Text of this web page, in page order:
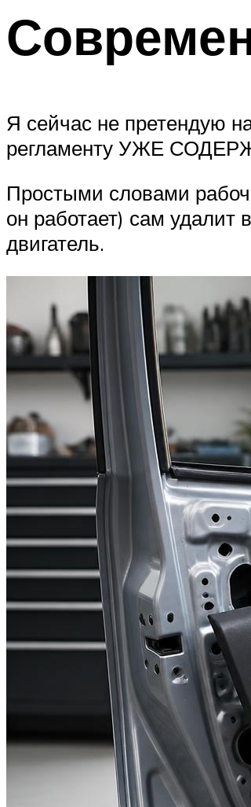
Я сейчас не претендую
регламенту УЖЕ
Простыми словами
он работает) сам удалит
двигатель.